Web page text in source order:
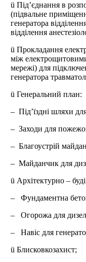
ü Під’єднання в
(підвальне
генератора
відділення
ü Прокладання
між
мережі) для
генератора
ü Генеральний план:
– Під’їздні шляхи
– Заходи для
– Благоустрій
– Майданчик для
ü Архітектурно –
– Фундаментна
– Огорожа для
– Навіс для
ü Блисковкозахист;